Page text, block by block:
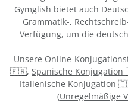
Gymglish bietet auch
Grammatik-,
Verfügung, um die
Unsere Online-
🇫🇷, Spanische
Italienische Konjugation
(Unregelmäßige